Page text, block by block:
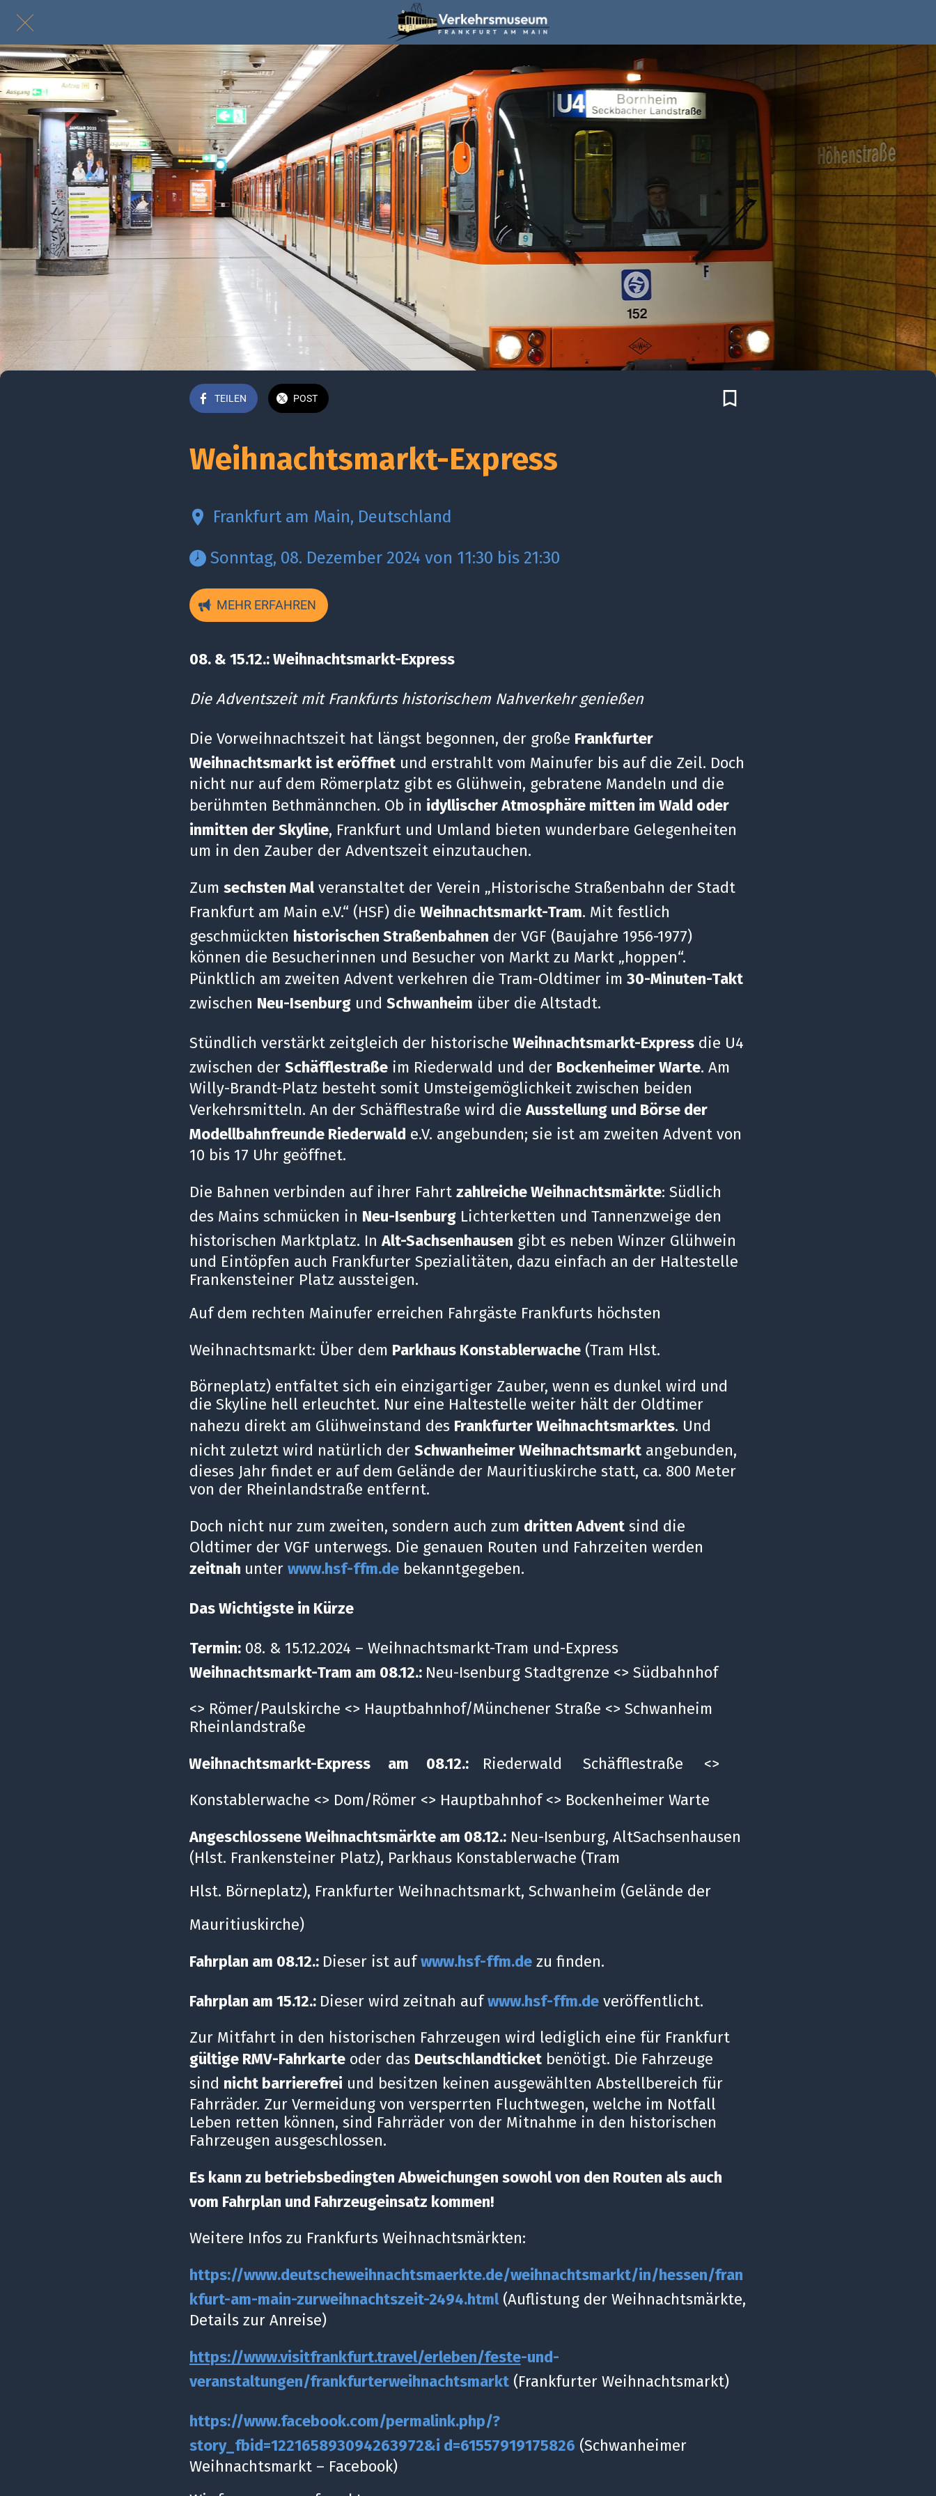
TEILEN POST
Weihnachtsmarkt-Express
Frankfurt am Main, Deutschland
Sonntag, 08. Dezember 2024 von 11:30 bis 21:30
MEHR ERFAHREN
08. & 15.12.: Weihnachtsmarkt-Express
Die Adventszeit mit Frankfurts historischem Nahverkehr genießen
Die Vorweihnachtszeit hat längst begonnen, der große Frankfurter
Weihnachtsmarkt ist eröffnetund erstrahlt vom Mainufer bis auf die Zeil. Doch
nicht nur auf dem Römerplatz gibt es Glühwein, gebratene Mandeln und die
berühmten Bethmännchen. Ob in idyllischer Atmosphäre mitten im Wald oder
inmitten der Skyline, Frankfurt und Umland bieten wunderbare Gelegenheiten
um in den Zauber der Adventszeit einzutauchen.
Zum sechsten Malveranstaltet der Verein „Historische Straßenbahn der Stadt
Frankfurt am Main e.V.“ (HSF) die Weihnachtsmarkt-Tram. Mit festlich
geschmückten historischen Straßenbahnen der VGF (Baujahre 1956-1977)
können die Besucherinnen und Besucher von Markt zu Markt „hoppen“.
Pünktlich am zweiten Advent verkehren die Tram-Oldtimer im 30-Minuten-Takt
zwischen Neu-Isenburg und Schwanheim über die Altstadt.
Stündlich verstärkt zeitgleich der historische Weihnachtsmarkt-Express die U4
zwischen der Schäfflestraße im Riederwald und der Bockenheimer Warte. Am
Willy-Brandt-Platz besteht somit Umsteigemöglichkeit zwischen beiden
Verkehrsmitteln. An der Schäfflestraße wird dieAusstellung und Börse der
Modellbahnfreunde Riederwald e.V. angebunden; sie ist am zweiten Advent von
10 bis 17 Uhr geöffnet.
Die Bahnen verbinden auf ihrer Fahrt zahlreiche Weihnachtsmärkte: Südlich
des Mains schmücken in Neu-Isenburg Lichterketten und Tannenzweige den
historischen Marktplatz. InAlt-Sachsenhausen gibt es neben Winzer Glühwein
und Eintöpfen auch Frankfurter Spezialitäten, dazu einfach an der Haltestelle
Frankensteiner Platz aussteigen.
Auf dem rechten Mainufer erreichen Fahrgäste Frankfurts höchsten
Weihnachtsmarkt: Über dem Parkhaus Konstablerwache(Tram Hlst.
Börneplatz) entfaltet sich ein einzigartiger Zauber, wenn es dunkel wird und
die Skyline hell erleuchtet. Nur eine Haltestelle weiter hält der Oldtimer
nahezu direkt am Glühweinstand des Frankfurter Weihnachtsmarktes. Und
nicht zuletzt wird natürlich der Schwanheimer Weihnachtsmarktangebunden,
dieses Jahr findet er auf dem Gelände der Mauritiuskirche statt, ca. 800 Meter
von der Rheinlandstraße entfernt.
Doch nicht nur zum zweiten, sondern auch zum dritten Advent sind die
Oldtimer der VGF unterwegs. Die genauen Routen und Fahrzeiten werden
zeitnah unter www.hsf-ffm.de bekanntgegeben.
Das Wichtigste in Kürze
Termin:08. & 15.12.2024 – Weihnachtsmarkt-Tram und-Express
Weihnachtsmarkt-Tram am 08.12.: Neu-Isenburg Stadtgrenze <> Südbahnhof
<> Römer/Paulskirche <> Hauptbahnhof/Münchener Straße <> Schwanheim
Rheinlandstraße
Weihnachtsmarkt-Express am 08.12.: Riederwald Schäfflestraße <>
Konstablerwache <> Dom/Römer <> Hauptbahnhof <> Bockenheimer Warte
Angeschlossene Weihnachtsmärkte am 08.12.:Neu-Isenburg, AltSachsenhausen
(Hlst. Frankensteiner Platz), Parkhaus Konstablerwache (Tram
Hlst. Börneplatz), Frankfurter Weihnachtsmarkt, Schwanheim (Gelände der
Mauritiuskirche)
Fahrplan am 08.12.: Dieser ist aufwww.hsf-ffm.dezu finden.
Fahrplan am 15.12.: Dieser wird zeitnah aufwww.hsf-ffm.deveröffentlicht.
Zur Mitfahrt in den historischen Fahrzeugen wird lediglich eine für Frankfurt
gültige RMV-Fahrkarteoder das Deutschlandticketbenötigt. Die Fahrzeuge
sind nicht barrierefrei und besitzen keinen ausgewählten Abstellbereich für
Fahrräder. Zur Vermeidung von versperrten Fluchtwegen, welche im Notfall
Leben retten können, sind Fahrräder von der Mitnahme in den historischen
Fahrzeugen ausgeschlossen.
Es kann zu betriebsbedingten Abweichungen sowohl von den Routen als auch
vom Fahrplan und Fahrzeugeinsatz kommen!
Weitere Infos zu Frankfurts Weihnachtsmärkten:
https://www.deutscheweihnachtsmaerkte.de/weihnachtsmarkt/in/hessen/fran
kfurt-am-main-zurweihnachtszeit-2494.html(Auflistung der Weihnachtsmärkte,
Details zur Anreise)
https://www.visitfrankfurt.travel/erleben/feste-und-
veranstaltungen/frankfurterweihnachtsmarkt(Frankfurter Weihnachtsmarkt)
https://www.facebook.com/permalink.php/?
story_fbid=122165893094263972&i d=61557919175826 (Schwanheimer
Weihnachtsmarkt – Facebook)